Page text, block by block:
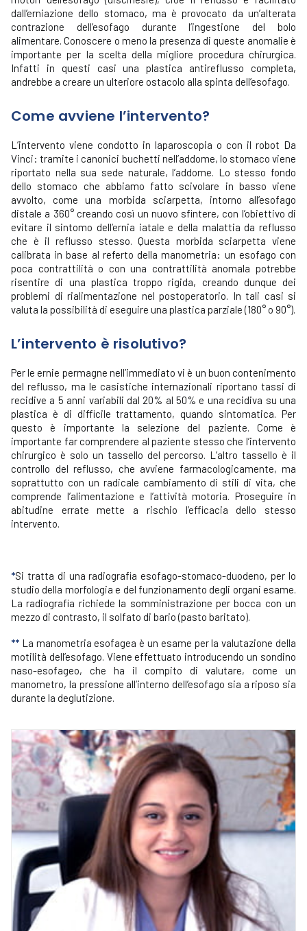
dall’erniazione dello stomaco, ma è provocato da un’alterata
contrazione dell’esofago durante l’ingestione del bolo
alimentare. Conoscere o meno la presenza di queste anomalie è
importante per la scelta della migliore procedura chirurgica.
Infatti in questi casi una plastica antireflusso completa,
andrebbe a creare un ulteriore ostacolo alla spinta dell’esofago.
Come avviene l’intervento?
L’intervento viene condotto in laparoscopia o con il robot Da
Vinci: tramite i canonici buchetti nell’addome, lo stomaco viene
riportato nella sua sede naturale, l’addome. Lo stesso fondo
dello stomaco che abbiamo fatto scivolare in basso viene
avvolto, come una morbida sciarpetta, intorno all’esofago
distale a 360° creando così un nuovo sfintere, con l’obiettivo di
evitare il sintomo dell’ernia iatale e della malattia da reflusso
che è il reflusso stesso. Questa morbida sciarpetta viene
calibrata in base al referto della manometria: un esofago con
poca contrattilità o con una contrattilità anomala potrebbe
risentire di una plastica troppo rigida, creando dunque dei
problemi di rialimentazione nel postoperatorio. In tali casi si
valuta la possibilità di eseguire una plastica parziale (180° o 90°).
L’intervento è risolutivo?
Per le ernie permagne nell’immediato vi è un buon contenimento
del reflusso, ma le casistiche internazionali riportano tassi di
recidive a 5 anni variabili dal 20% al 50% e una recidiva su una
plastica è di difficile trattamento, quando sintomatica. Per
questo è importante la selezione del paziente. Come è
importante far comprendere al paziente stesso che l’intervento
chirurgico è solo un tassello del percorso. L’altro tassello è il
controllo del reflusso, che avviene farmacologicamente, ma
soprattutto con un radicale cambiamento di stili di vita, che
comprende l’alimentazione e l’attività motoria. Proseguire in
abitudine errate mette a rischio l’efficacia dello stesso
intervento.
*Si tratta di una radiografia esofago-stomaco-duodeno, per lo
studio della morfologia e del funzionamento degli organi esame.
La radiografia richiede la somministrazione per bocca con un
mezzo di contrasto, il solfato di bario (pasto baritato).
** La manometria esofagea è un esame per la valutazione della
motilità dell’esofago. Viene effettuato introducendo un sondino
naso-esofageo, che ha il compito di valutare, come un
manometro, la pressione all’interno dell’esofago sia a riposo sia
durante la deglutizione.